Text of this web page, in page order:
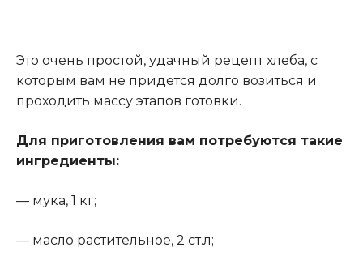
Это очень простой, удачный рецепт хлеба, с
которым вам не придется долго возиться и
проходить массу этапов готовки.
Для приготовления вам потребуются такие
ингредиенты:
— мука, 1 кг;
— масло растительное, 2 ст.л;